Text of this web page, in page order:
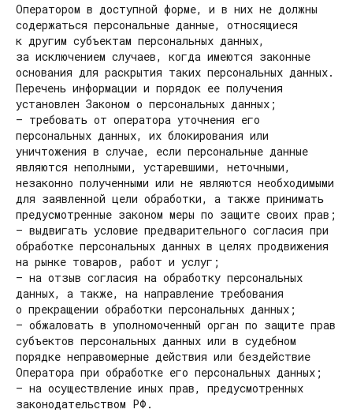
Оператором в доступной форме, и в них не должны
содержаться персональные данные, относящиеся
к другим субъектам персональных данных,
за исключением случаев, когда имеются законные
основания для раскрытия таких персональных данных.
Перечень информации и порядок ее получения
установлен Законом о персональных данных;
— требовать от оператора уточнения его
персональных данных, их блокирования или
уничтожения в случае, если персональные данные
являются неполными, устаревшими, неточными,
незаконно полученными или не являются необходимыми
для заявленной цели обработки, а также принимать
предусмотренные законом меры по защите своих прав;
— выдвигать условие предварительного согласия при
обработке персональных данных в целях продвижения
на рынке товаров, работ и услуг;
— на отзыв согласия на обработку персональных
данных, а также, на направление требования
о прекращении обработки персональных данных;
— обжаловать в уполномоченный орган по защите прав
субъектов персональных данных или в судебном
порядке неправомерные действия или бездействие
Оператора при обработке его персональных данных;
— на осуществление иных прав, предусмотренных
законодательством РФ.